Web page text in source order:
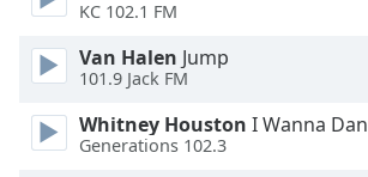
Size
Text
Edge
Style
KC 102.1 FM
Van Halen Jump
101.9 Jack FM
Whitney Houston I Wanna
Generations 102.3